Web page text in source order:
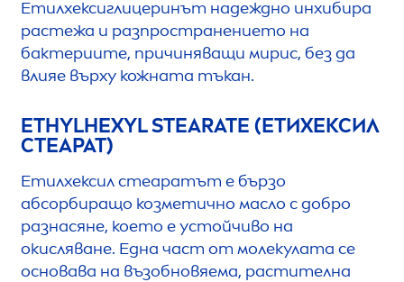
Етилхексиглицеринът надеждно инхибира
растежа и разпространението на
бактериите, причиняващи мирис, без да
влияе върху кожната тъкан.
ETHYLHEXYL STEARATE (ЕТИХЕКСИЛ
СТЕАРАТ)
Етилхексил стеаратът е бързо
абсорбиращо козметично масло с добро
разнасяне, което е устойчиво на
окисляване. Една част от молекулата се
основава на възобновяема, растителна